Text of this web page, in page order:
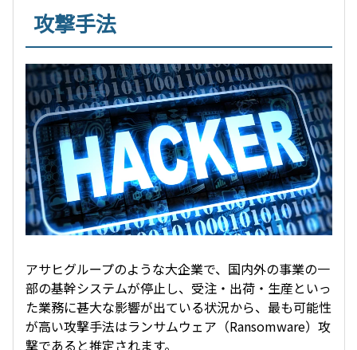
攻撃手法
アサヒグループのような大企業で、国内外の事業の一
部の基幹システムが停止し、受注・出荷・生産といっ
た業務に甚大な影響が出ている状況から、最も可能性
が高い攻撃手法はランサムウェア（Ransomware）攻
撃であると推定されます。